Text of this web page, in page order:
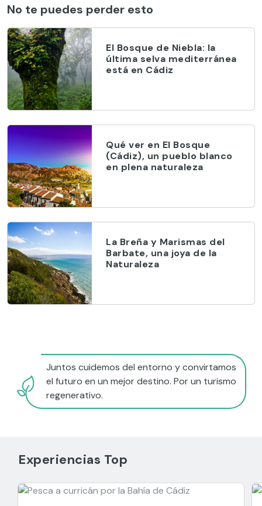
No te puedes perder esto
El Bosque de Niebla: la
última selva mediterránea
está en Cádiz
Qué ver en El Bosque
(Cádiz), un pueblo blanco
en plena naturaleza
La Breña y Marismas del
Barbate, una joya de la
Naturaleza
Juntos cuidemos del entorno y convirtamos
el futuro en un mejor destino. Por un turismo
regenerativo.
Experiencias Top